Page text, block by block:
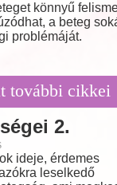
könnyű
a beteg
problémáját.
további cikkei
2.
ideje, érdemes
leselkedő